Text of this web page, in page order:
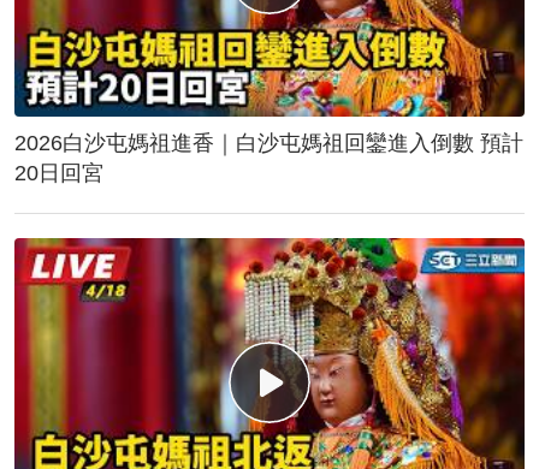
2026白沙屯媽祖進香｜白沙屯媽祖回鑾進入倒數 預計
20日回宮